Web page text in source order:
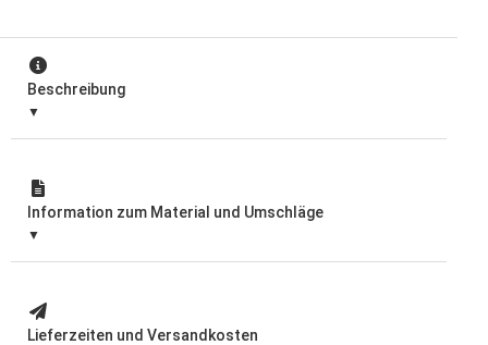
Beschreibung
Information zum Material und Umschläge
Lieferzeiten und Versandkosten